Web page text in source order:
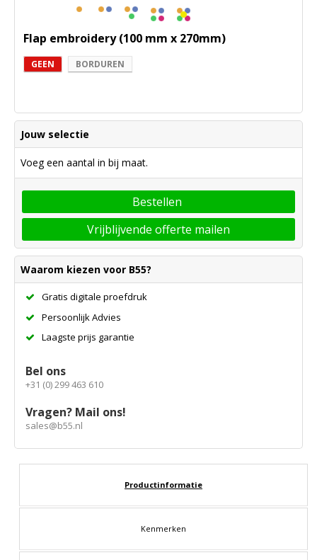
Flap embroidery (100 mm x 270mm)
GEEN BORDUREN
Jouw selectie
Voeg een aantal in bij maat.
Bestellen
Vrijblijvende offerte mailen
Waarom kiezen voor B55?
Gratis digitale proefdruk
Persoonlijk Advies
Laagste prijs garantie
Bel ons
+31 (0) 299 463 610
Vragen? Mail ons!
sales@b55.nl
Productinformatie
Kenmerken